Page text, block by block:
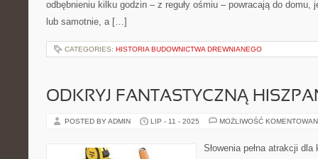
odbębnieniu kilku godzin – z reguły ośmiu – powracają do domu,
lub samotnie, a […]
CATEGORIES: HISTORIA BUDOWNICTWA DREWNIANEGO
ODKRYJ FANTASTYCZNĄ
POSTED BY ADMIN LIP - 11 - 2025 MOŻLIWOŚĆ
Słowenia pełna atrakcji